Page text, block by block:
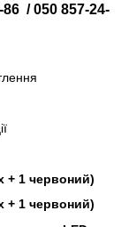
86 /050 857-24-
+ 1 червоний)
+ 1 червоний)